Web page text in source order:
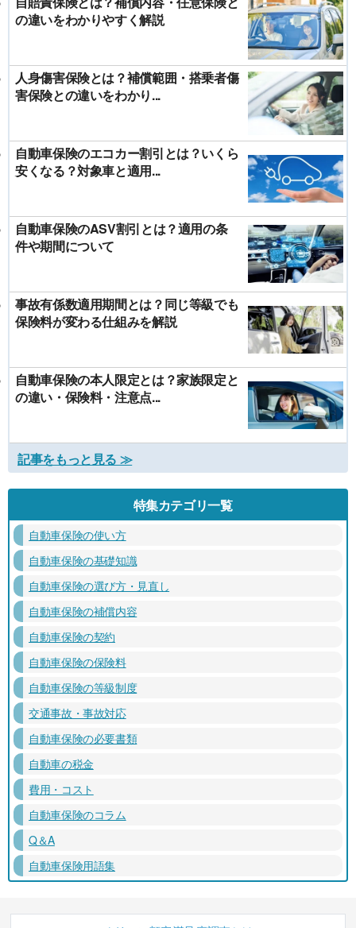
の違いをわかりやすく解説
人身傷害保険とは？補償範囲・搭乗者傷
害保険との違いをわかり...
自動車保険のエコカー割引とは？いくら
安くなる？対象車と適用...
自動車保険のASV割引とは？適用の条
件や期間について
事故有係数適用期間とは？同じ等級でも
保険料が変わる仕組みを解説
自動車保険の本人限定とは？家族限定と
の違い・保険料・注意点...
記事をもっと見る ≫
特集カテゴリ一覧
自動車保険の使い方
自動車保険の基礎知識
自動車保険の選び方・見直し
自動車保険の補償内容
自動車保険の契約
自動車保険の保険料
自動車保険の等級制度
交通事故・事故対応
自動車保険の必要書類
自動車の税金
費用・コスト
自動車保険のコラム
Q＆A
自動車保険用語集